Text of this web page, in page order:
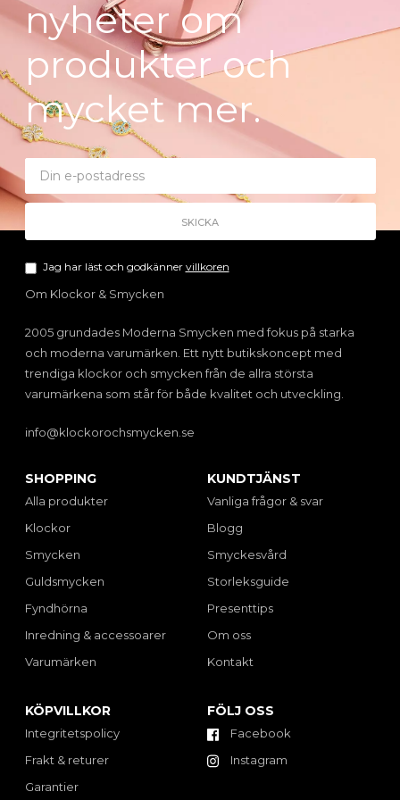
nyheter om
produkter och
mycket mer.
Jag har läst och godkänner villkoren
Om Klockor & Smycken
2005 grundades Moderna Smycken med fokus på starka
och moderna varumärken. Ett nytt butikskoncept med
trendiga klockor och smycken från de allra största
varumärkena som står för både kvalitet och utveckling.
info@klockorochsmycken.se
SHOPPING
Alla produkter
Klockor
Smycken
Guldsmycken
Fyndhörna
Inredning & accessoarer
Varumärken
KUNDTJÄNST
Vanliga frågor & svar
Blogg
Smyckesvård
Storleksguide
Presenttips
Om oss
Kontakt
KÖPVILLKOR
Integritetspolicy
Frakt & returer
Garantier
FÖLJ OSS
Facebook
Instagram